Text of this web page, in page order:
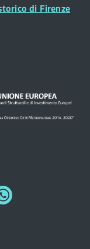
di Firenze
Collegamento
a